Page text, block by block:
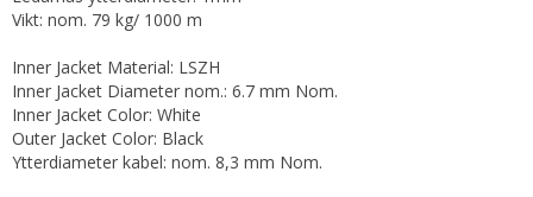
Vikt: nom. 79 kg/ 1000 m
Inner Jacket Material: LSZH
Inner Jacket Diameter nom.: 6.7 mm Nom.
Inner Jacket Color: White
Outer Jacket Color: Black
Ytterdiameter kabel: nom. 8,3 mm Nom.